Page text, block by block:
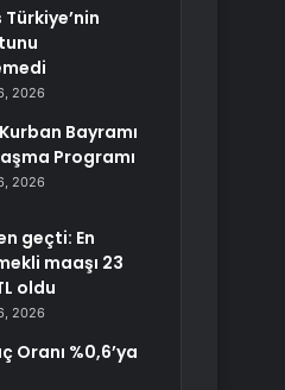
Türkiye’nin
2026
Bayramı
Programı
2026
geçti: En
maaşı 23
oldu
2026
Oranı %0,6’ya